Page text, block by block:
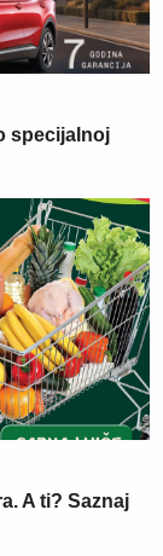
specijalnoj
A ti? Saznaj